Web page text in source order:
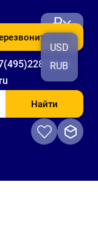
06-56
мне
₽
USD
RUB
Найти